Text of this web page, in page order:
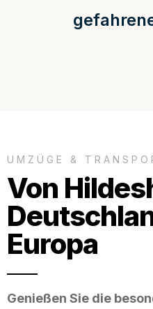
UMZÜGE &
Von
Europa
Genießen Sie die